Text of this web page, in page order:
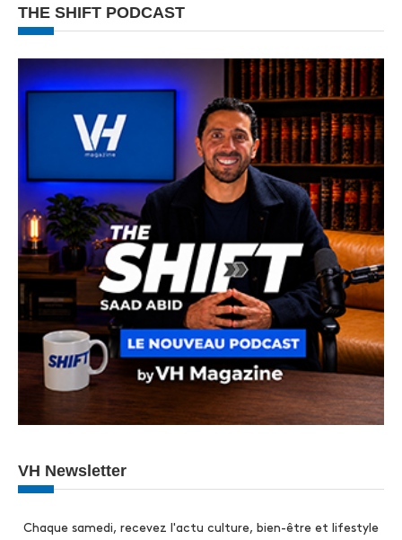
THE SHIFT PODCAST
VH Newsletter
Chaque samedi, recevez l'actu culture, bien-être et lifestyle